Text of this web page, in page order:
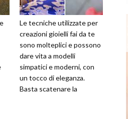
Le tecniche utilizzate per
creazioni gioielli fai da te
sono molteplici e possono
dare vita a modelli
simpatici e moderni, con
un tocco di eleganza.
Basta scatenare la